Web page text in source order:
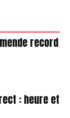
record
: heure et